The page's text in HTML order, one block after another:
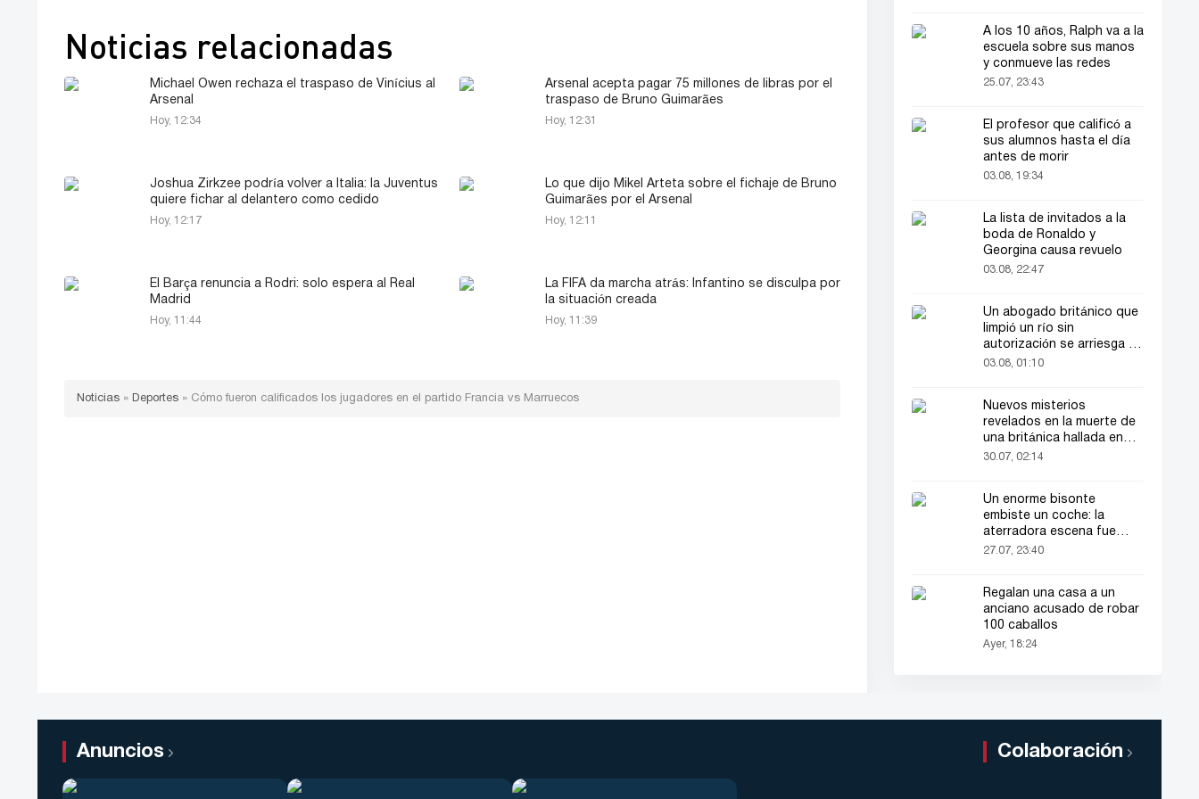
Noticias relacionadas
Michael Owen rechaza el traspaso de Vinícius al
Arsenal
Hoy, 12:34
Arsenal acepta pagar 75 millones de libras por el
traspaso de Bruno Guimarães
Hoy, 12:31
Joshua Zirkzee podría volver a Italia: la Juventus
quiere fichar al delantero como cedido
Hoy, 12:17
Lo que dijo Mikel Arteta sobre el fichaje de Bruno
Guimarães por el Arsenal
Hoy, 12:11
El Barça renuncia a Rodri: solo espera al Real
Madrid
Hoy, 11:44
La FIFA da marcha atrás: Infantino se disculpa por
la situación creada
Hoy, 11:39
Noticias » Deportes » Cómo fueron calificados los jugadores en el partido Francia vs Marruecos
A los 10 años, Ralph va a la
escuela sobre sus manos
y conmueve las redes
25.07, 23:43
El profesor que calificó a
sus alumnos hasta el día
antes de morir
03.08, 19:34
La lista de invitados a la
boda de Ronaldo y
Georgina causa revuelo
03.08, 22:47
Un abogado británico que
limpió un río sin
autorización se arriesga a
hasta 2 años de cárcel
03.08, 01:10
Nuevos misterios
revelados en la muerte de
una británica hallada en
una maleta
30.07, 02:14
Un enorme bisonte
embiste un coche: la
aterradora escena fue
grabada en video
27.07, 23:40
Regalan una casa a un
anciano acusado de robar
100 caballos
Ayer, 18:24
Anuncios Colaboración